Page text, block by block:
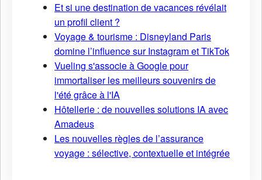
Et si une destination de vacances révélait
un profil client ?
Voyage & tourisme : Disneyland Paris
domine l’influence sur Instagram et TikTok
Vueling s'associe à Google pour
immortaliser les meilleurs souvenirs de
l'été grâce à l'IA
Hôtellerie : de nouvelles solutions IA avec
Amadeus
Les nouvelles règles de l’assurance
voyage : sélective, contextuelle et intégrée